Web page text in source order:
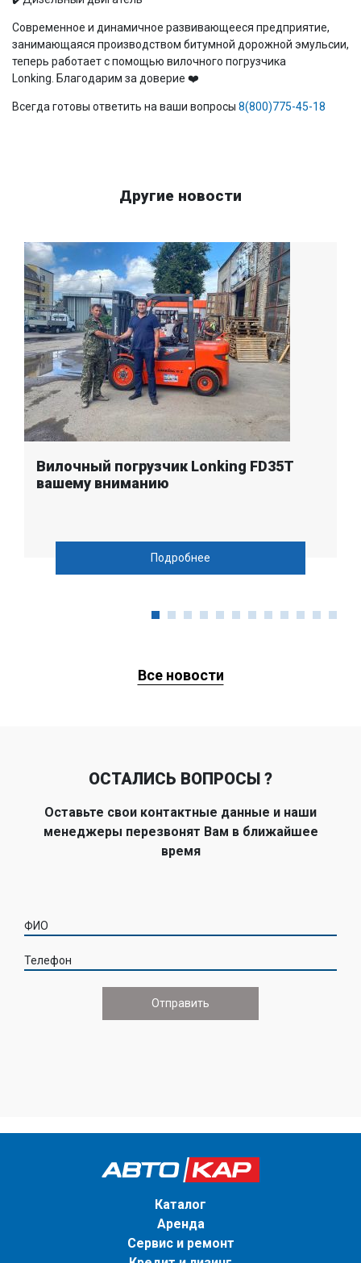
Современное и динамичное развивающееся предприятие,
занимающаяся производством битумной дорожной эмульсии,
теперь работает с помощью вилочного погрузчика
Lonking. Благодарим за доверие ❤️
Всегда готовы ответить на ваши вопросы 8(800)775-45-18
Другие новости
Вилочный погрузчик Lonking FD35T
вашему вниманию
Подробнее
Все новости
ОСТАЛИСЬ ВОПРОСЫ ?
Оставьте свои контактные данные и наши
менеджеры перезвонят Вам в ближайшее
время
ФИО
Телефон
Каталог
Аренда
Сервис и ремонт